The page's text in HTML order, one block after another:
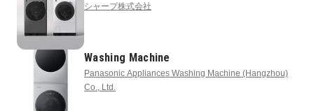
シャープ株式会社
Washing Machine
Panasonic Appliances Washing Machine (Hangzhou)
Co., Ltd.